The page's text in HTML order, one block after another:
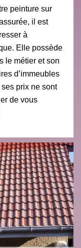
peinture sur
il est
à
Elle possède
le métier et son
d’immeubles
prix ne sont
de vous